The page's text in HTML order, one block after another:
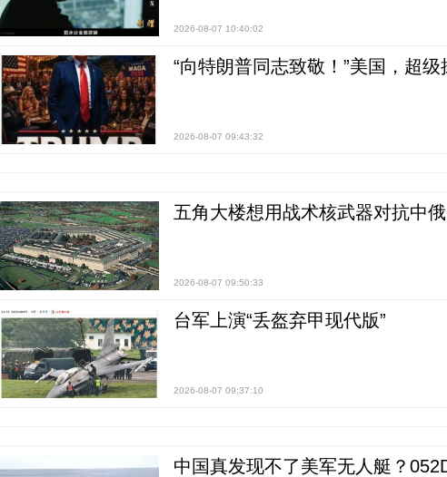
2026-08-07 10:40:02
“向特朗普同志致敬！”美国，超
2026-08-07 09:43:32
五角大楼想用战术核武器对抗中俄
2026-08-07 09:50:33
台军上演“丢盔弃甲现代版”
2026-08-07 09:37:10
中国真发现不了美军无人艇？